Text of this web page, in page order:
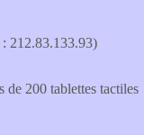
: 212.83.133.93)
de 200 tablettes tactiles